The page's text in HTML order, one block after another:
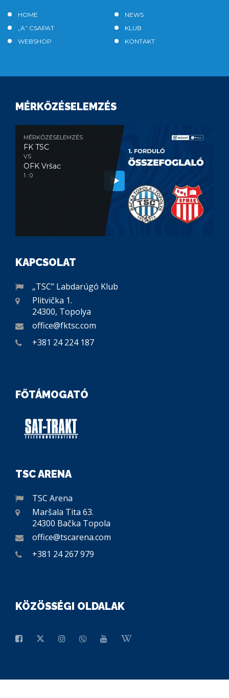
HOME
NEWS
„A” CSAPAT
KLUB
WEBSHOP
KONTAKT
MÉRKŐZÉSELEMZÉS
MÉRKŐZÉSELEMZÉS
FK TSC
VS
OFK Vršac
1 : 0
KAPCSOLAT
„TSC” Labdarúgó Klub
Plitvička 1.
24300, Topolya
office@fktsc.com
+381 24 224 187
FŐTÁMOGATÓ
TSC ARENA
TSC Arena
Maršala Tita 63.
24300 Bačka Topola
office@tscarena.com
+381 24 267 979
KÖZÖSSÉGI OLDALAK